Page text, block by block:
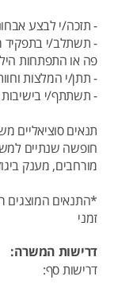
- תזכה/י לבצע
- תשתלב/י בתפקיד
פה או התפתחות
- תתן/י המלצות
- תשתתף/י בישיבות
חופשה שנתיים
מורחבים, מענק
*התנאים המוצגים
זמני
דרישות המשרה:
דרישות סף: